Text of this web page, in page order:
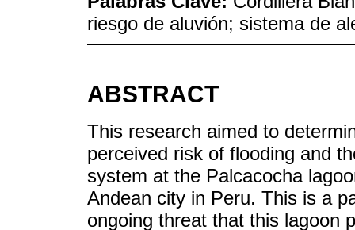
riesgo de aluvión; sistema de
ABSTRACT
This research aimed to
perceived risk of flooding and
system at the Palcacocha
Andean city in Peru. This is a
ongoing threat that this lagoon